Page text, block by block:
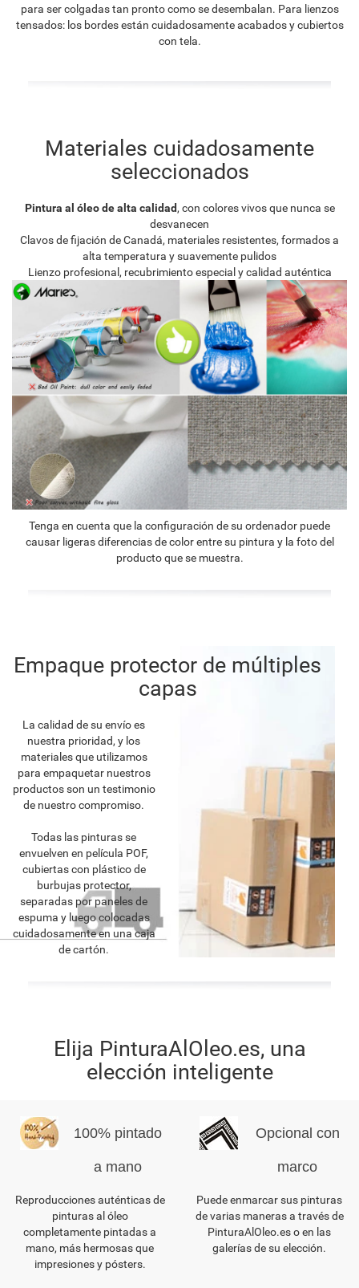
para ser colgadas tan pronto como se desembalan. Para lienzos
tensados: los bordes están cuidadosamente acabados y cubiertos
con tela.
Materiales cuidadosamente
seleccionados
Pintura al óleo de alta calidad, con colores vivos que nunca se
desvanecen
Clavos de fijación de Canadá, materiales resistentes, formados a
alta temperatura y suavemente pulidos
Lienzo profesional, recubrimiento especial y calidad auténtica
Tenga en cuenta que la configuración de su ordenador puede
causar ligeras diferencias de color entre su pintura y la foto del
producto que se muestra.
Empaque protector de múltiples
capas
La calidad de su envío es
nuestra prioridad, y los
materiales que utilizamos
para empaquetar nuestros
productos son un testimonio
de nuestro compromiso.
Todas las pinturas se
envuelven en película POF,
cubiertas con plástico de
burbujas protector,
separadas por paneles de
espuma y luego colocadas
cuidadosamente en una caja
de cartón.
Elija PinturaAlOleo.es, una
elección inteligente
100% pintado
a mano
Reproducciones auténticas de
pinturas al óleo
completamente pintadas a
mano, más hermosas que
impresiones y pósters.
Opcional con
marco
Puede enmarcar sus pinturas
de varias maneras a través de
PinturaAlOleo.es o en las
galerías de su elección.